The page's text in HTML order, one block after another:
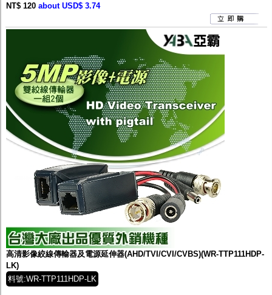
NT$ 120 about USD$ 3.74
高清影像絞線傳輸器及電源延伸器(AHD/TVI/CVI/CVBS)(WR-TTP111HDP-
LK)
料號:WR-TTP111HDP-LK